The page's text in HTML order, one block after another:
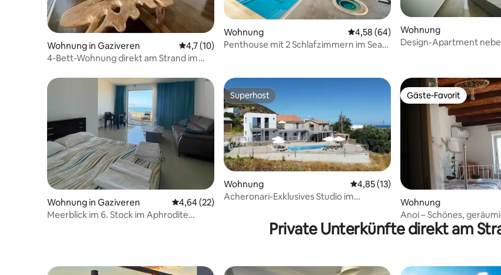
Wohnung in Gaziveren Durchschnittliche Bewertung: 4,7 von 5, 10 Bewertungen
4,7 (10)
4-Bett-Wohnung direkt am Strand im
Wohnung Durchschnittliche Bewertung: 4,58
4,58 (64)
Penthouse mit 2 Schlafzimmern im Sea
Wohnung
Design-Apartment
Wohnung in Gaziveren Durchschnittliche Bewertung: 4,64 von 5, 22 Bewertungen
4,64 (22)
Meerblick im 6. Stock im Aphrodite
Superhost
Superhost
Wohnung Durchschnittliche Bewertung: 4,85
4,85 (13)
Acheronari-Exklusives Studio im
Gäste-Favorit
Gäste-Favorit
Wohnung
Anoi – Schönes,
Gemeinschaftspool
Private Unterkünfte direkt am